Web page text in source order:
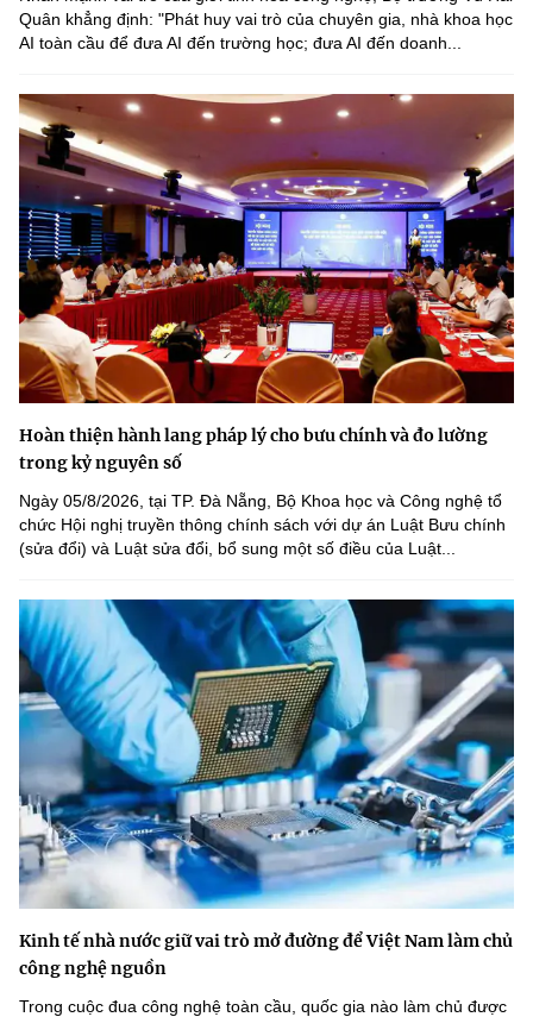
Quân khẳng định: "Phát huy vai trò của chuyên gia, nhà khoa học
AI toàn cầu để đưa AI đến trường học; đưa AI đến doanh...
Hoàn thiện hành lang pháp lý cho bưu chính và đo lường
trong kỷ nguyên số
Ngày 05/8/2026, tại TP. Đà Nẵng, Bộ Khoa học và Công nghệ tổ
chức Hội nghị truyền thông chính sách với dự án Luật Bưu chính
(sửa đổi) và Luật sửa đổi, bổ sung một số điều của Luật...
Kinh tế nhà nước giữ vai trò mở đường để Việt Nam làm chủ
công nghệ nguồn
Trong cuộc đua công nghệ toàn cầu, quốc gia nào làm chủ được